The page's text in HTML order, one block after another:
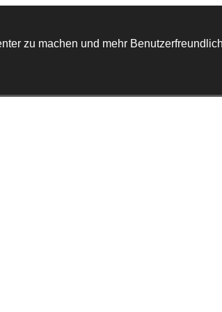
zu machen und mehr